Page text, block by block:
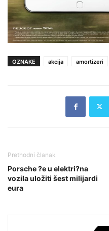
OZNAKE akcija amortizeri
Prethodni članak
Porsche ?e u elektri?na
vozila uložiti šest milijardi
eura